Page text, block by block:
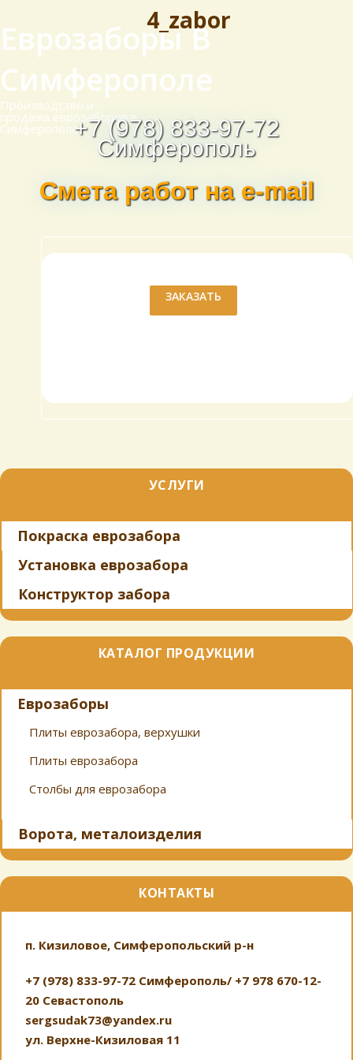
+7 (978) 833-97-72
Симферополь
Смета работ на e-mail
Еврозаборы В
Симферополе
Производство и
продажа еврозаборов в
Симферополе
4_zabor
ЗАКАЗАТЬ
УСЛУГИ
Покраска еврозабора
Установка еврозабора
Конструктор забора
КАТАЛОГ ПРОДУКЦИИ
Еврозаборы
Плиты еврозабора, верхушки
Плиты еврозабора
Столбы для еврозабора
Ворота, металоизделия
КОНТАКТЫ
п. Кизиловое, Симферопольский р-н
+7 (978) 833-97-72 Симферополь/ +7 978 670-12-
20 Севастополь
sergsudak73@yandex.ru
ул. Верхне-Кизиловая 11